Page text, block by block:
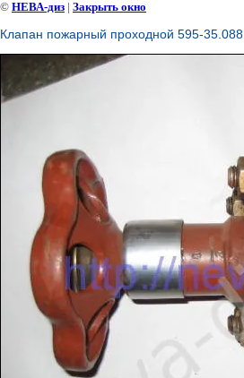
© НЕВА-диз | Закрыть окно
Клапан пожарный проходной 595-35.088